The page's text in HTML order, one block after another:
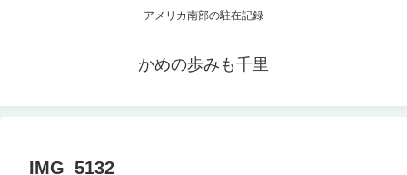
アメリカ南部の駐在記録
かめの歩みも千里
IMG_5132